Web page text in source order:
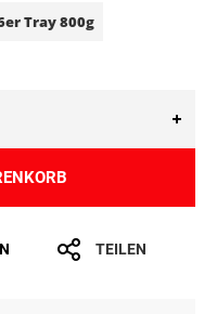
Tray 800g
TEILEN